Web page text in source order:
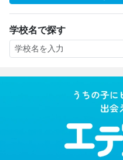
学校名で探す